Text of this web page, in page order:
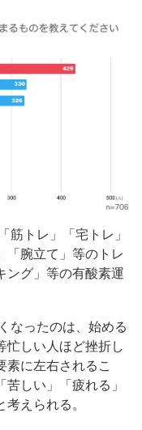
筋トレ」「宅トレ」
「腕立て」等のトレ
ング」等の有酸素運
なったのは、始める
忙しい人ほど挫折し
素に左右されるこ
しい」「疲れる」
えられる。